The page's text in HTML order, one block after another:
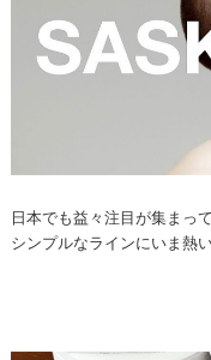
日本でも益々注目が集まっ
シンプルなラインにいま熱